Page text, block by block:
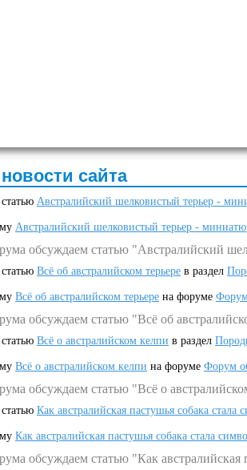
сайта
Австралийский шелковистый терьер -
Австралийский шелковистый терьер -
обсуждаем статью "Австралийский
Всё об австралийском терьере в раздел
Всё об австралийском терьере на форуме
обсуждаем статью "Всё об
Всё о австралийском келпи в раздел
Всё о австралийском келпи на форуме Форум
обсуждаем статью "Всё о
Как австралийская пастушья собака
Как австралийская пастушья собака стала
обсуждаем статью "Как